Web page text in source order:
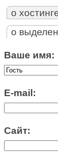
о
о
Ваше имя:
E-mail:
Сайт: